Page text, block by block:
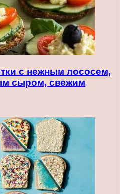
с нежным лососем,
сыром, свежим